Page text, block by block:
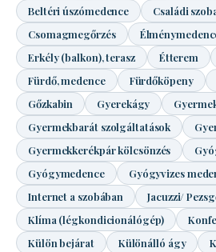
Beltéri úszómedence
Családi
Csomagmegőrzés
Erkély (balkon), terasz
Étterem
Fürdő, medence
Fürdőköpeny
Gőzkabin
Gyerekágy
Gyermekbarát szolgáltatások
Gyermekkerékpár kölcsönzés
Gyógymedence
Gyógyvizes
Internet a szobában
Jacuzzi/
Klíma (légkondicionálógép)
Külön bejárat
Különálló ágy